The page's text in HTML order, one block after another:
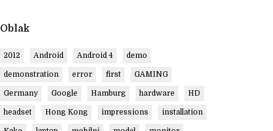
Oblak
2012 Android Android 4 demo
demonstration error first GAMING
Germany Google Hamburg hardware HD
headset Hong Kong impressions installation